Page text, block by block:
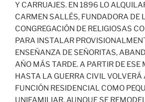
Y CARRUAJES. EN 1896 LO
CARMEN SALLÉS, FUNDADORA DE
CONGREGACIÓN DE RELIGIOSAS
PARA INSTALAR
ENSEÑANZA DE SEÑORITAS,
AÑO MÁS TARDE. A PARTIR DE ESE
HASTA LA GUERRA CIVIL VOLVERÁ
FUNCIÓN RESIDENCIAL COMO
UNIFAMILIAR, AUNQUE SE